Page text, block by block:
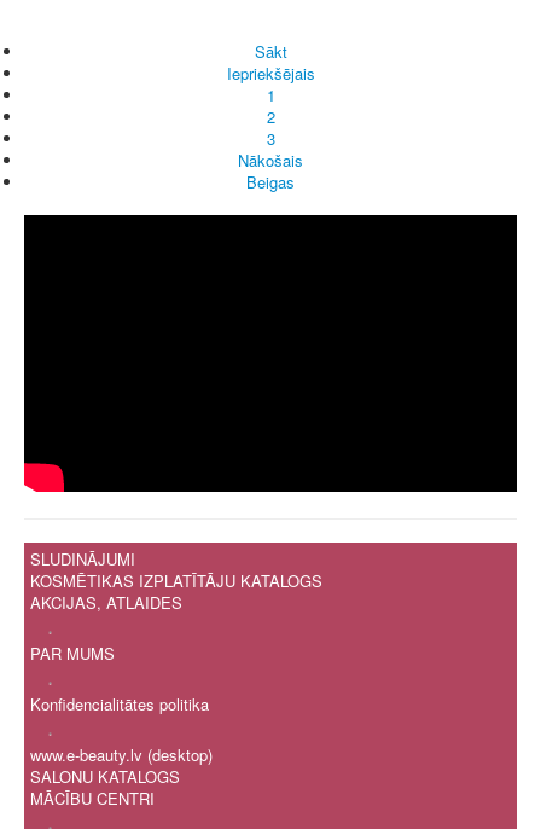
Sākt
Iepriekšējais
1
2
3
Nākošais
Beigas
SLUDINĀJUMI
KOSMĒTIKAS IZPLATĪTĀJU KATALOGS
AKCIJAS, ATLAIDES
.
PAR MUMS
.
Konfidencialitātes politika
.
www.e-beauty.lv (desktop)
SALONU KATALOGS
MĀCĪBU CENTRI
.